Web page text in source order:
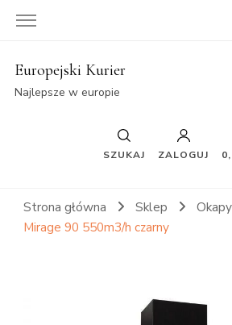
Europejski Kurier
Najlepsze w europie
SZUKAJ ZALOGUJ
Strona główna Sklep Okapy
Mirage 90 550m3/h czarny